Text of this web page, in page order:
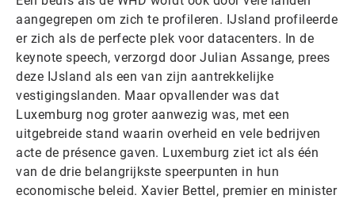
aangegrepen om zich te profileren. IJsland profileerde
er zich als de perfecte plek voor datacenters. In de
keynote speech, verzorgd door Julian Assange, prees
deze IJsland als een van zijn aantrekkelijke
vestigingslanden. Maar opvallender was dat
Luxemburg nog groter aanwezig was, met een
uitgebreide stand waarin overheid en vele bedrijven
acte de présence gaven. Luxemburg ziet ict als één
van de drie belangrijkste speerpunten in hun
economische beleid. Xavier Bettel, premier en minister